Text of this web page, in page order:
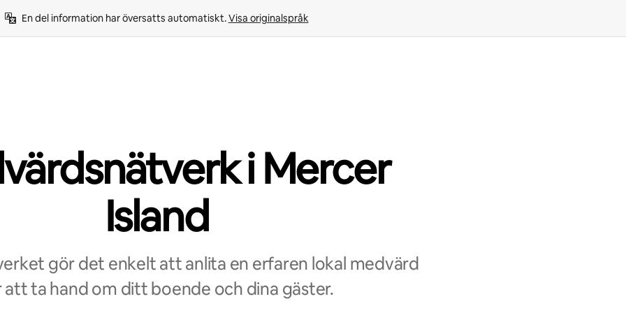
En del information har översatts automatiskt. Visa originalspråk
i Mercer
Island
gör det enkelt att anlita en erfaren lokal medvärd
ta hand om ditt boende och dina gäster.